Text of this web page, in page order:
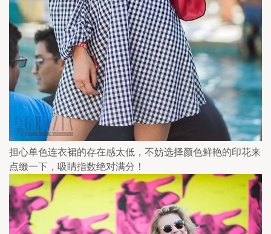
担心单色连衣裙的存在感太低，不妨选择颜色鲜艳的印花来
点缀一下，吸睛指数绝对满分！